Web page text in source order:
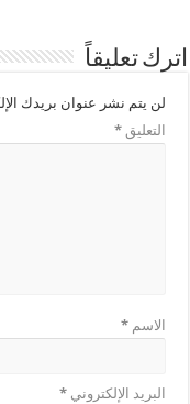
اترك تعليقاً
لن يتم نشر عنوان بريدك
التعليق*
الاسم*
البريد الإلكتروني*